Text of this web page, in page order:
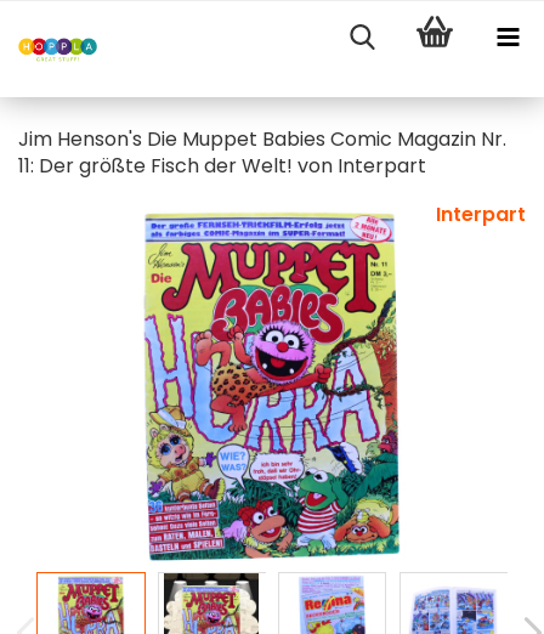
Jim Henson's Die Muppet Babies Comic Magazin Nr.
11: Der größte Fisch der Welt! von Interpart
Interpart